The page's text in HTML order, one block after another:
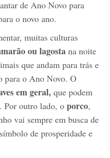
de Ano Novo para
o novo ano.
muitas culturas
ou lagosta na noite
que andam para trás e
para o Ano Novo. O
em geral, que podem
Por outro lado, o porco,
vai sempre em busca de
de prosperidade e